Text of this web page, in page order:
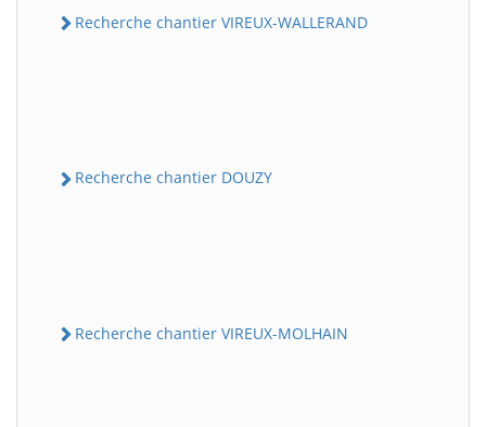
Recherche chantier VIREUX-WALLERAND
Recherche chantier DOUZY
Recherche chantier VIREUX-MOLHAIN